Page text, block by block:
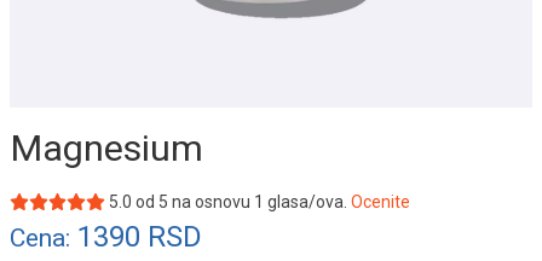
Magnesium
5.0 od 5 na osnovu 1 glasa/ova. Ocenite
Cena: 1390 RSD